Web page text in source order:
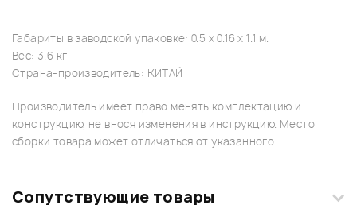
Габариты в заводской упаковке: 0.5 x 0.16 x 1.1 м.
Вес: 3.6 кг
Страна-производитель: КИТАЙ
Производитель имеет право менять комплектацию и
конструкцию, не внося изменения в инструкцию. Место
сборки товара может отличаться от указанного.
Сопутствующие товары